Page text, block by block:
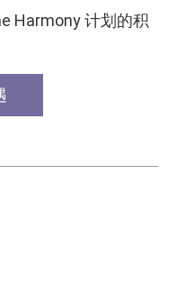
Harmony 计划的积